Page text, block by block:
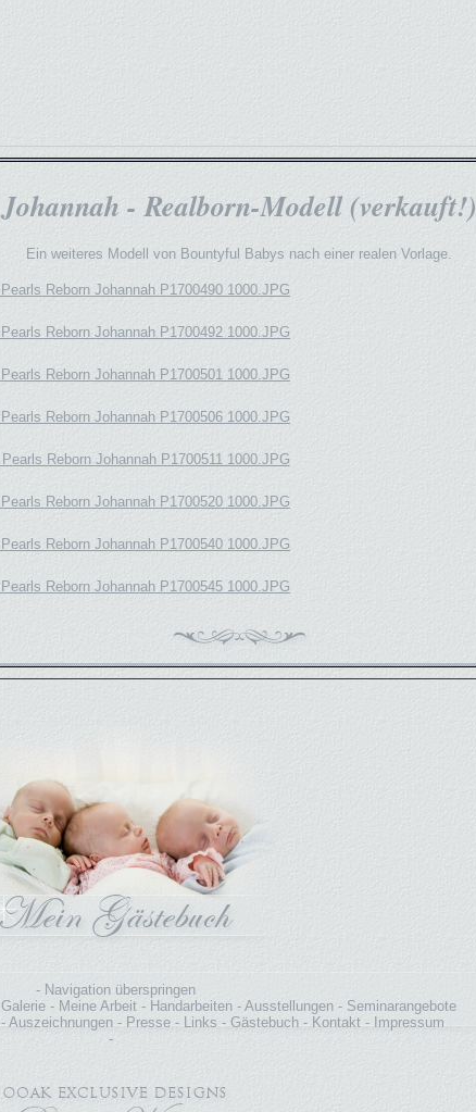
Johannah - Realborn-Modell (verkauft!)
Ein weiteres Modell von Bountyful Babys nach einer realen Vorlage.
Navigation überspringen
Galerie Meine Arbeit Handarbeiten Ausstellungen
Seminarangebote
Auszeichnungen Presse Links Gästebuch Kontakt Impressum